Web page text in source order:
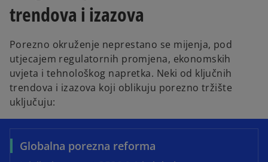
trendova i izazova
Porezno okruženje neprestano se mijenja, pod
utjecajem regulatornih promjena, ekonomskih
uvjeta i tehnološkog napretka. Neki od ključnih
trendova i izazova koji oblikuju porezno tržište
uključuju:
Globalna porezna reforma